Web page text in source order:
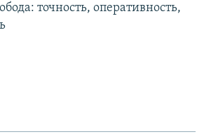
точность, оперативность,